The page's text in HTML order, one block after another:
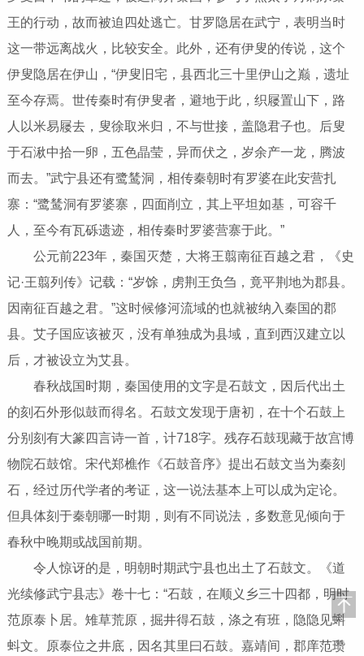
王的行动，故而被迫四处逃亡。甘罗隐居在武宁，表明当时
这一带远离战火，比较安全。此外，还有伊叟的传说，这个
伊叟隐居在伊山，“伊叟旧宅，县西北三十里伊山之巅，遗址
至今存焉。世传秦时有伊叟者，避地于此，织屦置山下，路
人以米易屦去，叟徐取米归，不与世接，盖隐君子也。后叟
于石湫中拾一卵，五色晶莹，异而伏之，岁余产一龙，腾波
而去。”武宁县还有鹭鸶洞，相传秦朝时有罗婆在此安营扎
寨：“鹭鸶洞有罗婆寨，四面削立，其上平坦如基，可容千
人，至今有瓦砾遗迹，相传秦时罗婆营寨于此。”
公元前223年，秦国灭楚，大将王翦南征百越之君，《史
记·王翦列传》记载：“岁馀，虏荆王负刍，竟平荆地为郡县。
因南征百越之君。”这时候修河流域的也就被纳入秦国的郡
县。艾子国应该被灭，没有单独成为县域，直到西汉建立以
后，才被设立为艾县。
春秋战国时期，秦国使用的文字是石鼓文，因后代出土
的刻石外形似鼓而得名。石鼓文发现于唐初，在十个石鼓上
分别刻有大篆四言诗一首，计718字。残存石鼓现藏于故宫博
物院石鼓馆。宋代郑樵作《石鼓音序》提出石鼓文当为秦刻
石，经过历代学者的考证，这一说法基本上可以成为定论。
但具体刻于秦朝哪一时期，则有不同说法，多数意见倾向于
春秋中晚期或战国前期。
令人惊讶的是，明朝时期武宁县也出土了石鼓文。《道
光续修武宁县志》卷十七：“石鼓，在顺义乡三十四都，明时
范原泰卜居。雉草荒原，掘井得石鼓，涤之有班，隐隐见蝌
蚪文。原泰位之井底，因名其里曰石鼓。嘉靖间，郡庠范瓒